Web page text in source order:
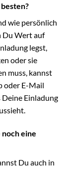
wie persönlich
Du Wert auf
legst,
oder sie
muss, kannst
oder E-Mail
Deine Einladung
eine
Du auch in